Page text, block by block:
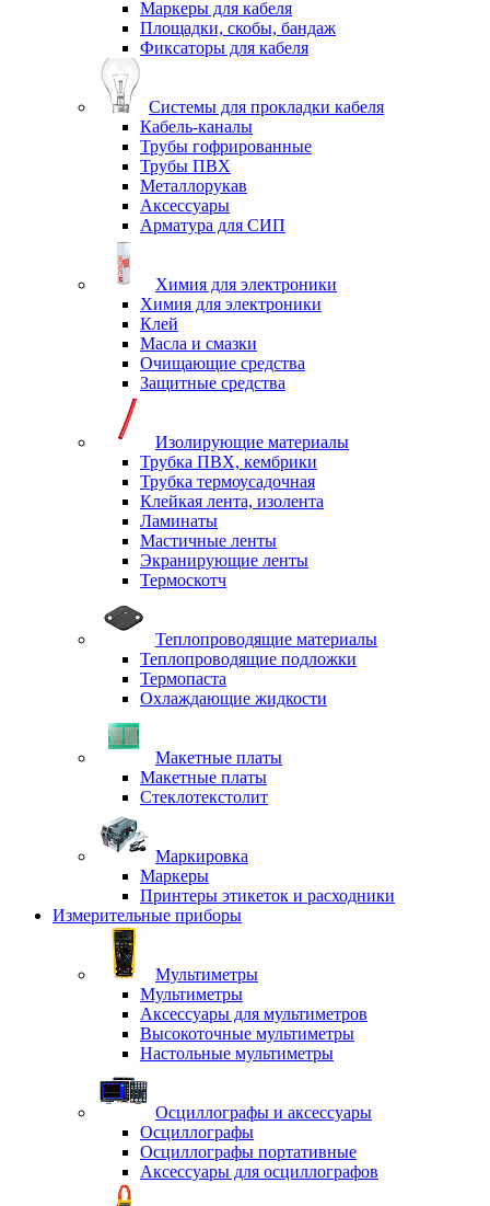
Маркеры для кабеля
Площадки, скобы, бандаж
Фиксаторы для кабеля
Системы для прокладки кабеля
Кабель-каналы
Трубы гофрированные
Трубы ПВХ
Металлорукав
Аксессуары
Арматура для СИП
Химия для электроники
Химия для электроники
Клей
Масла и смазки
Очищающие средства
Защитные средства
Изолирующие материалы
Трубка ПВХ, кембрики
Трубка термоусадочная
Клейкая лента, изолента
Ламинаты
Мастичные ленты
Экранирующие ленты
Термоскотч
Теплопроводящие материалы
Теплопроводящие подложки
Термопаста
Охлаждающие жидкости
Макетные платы
Макетные платы
Стеклотекстолит
Маркировка
Маркеры
Принтеры этикеток и расходники
Измерительные приборы
Мультиметры
Мультиметры
Аксессуары для мультиметров
Высокоточные мультиметры
Настольные мультиметры
Осциллографы и аксессуары
Осциллографы
Осциллографы портативные
Аксессуары для осциллографов